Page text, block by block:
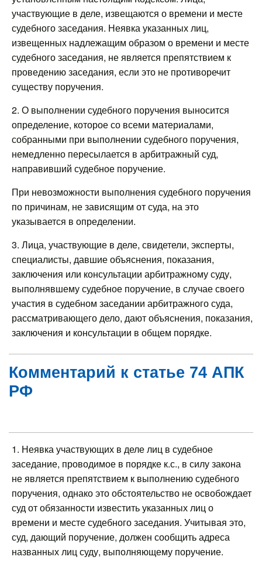
участвующие в деле, извещаются о времени и месте
судебного заседания. Неявка указанных лиц,
извещенных надлежащим образом о времени и месте
судебного заседания, не является препятствием к
проведению заседания, если это не противоречит
существу поручения.
2. О выполнении судебного поручения выносится
определение, которое со всеми материалами,
собранными при выполнении судебного поручения,
немедленно пересылается в арбитражный суд,
направивший судебное поручение.
При невозможности выполнения судебного поручения
по причинам, не зависящим от суда, на это
указывается в определении.
3. Лица, участвующие в деле, свидетели, эксперты,
специалисты, давшие объяснения, показания,
заключения или консультации арбитражному суду,
выполнявшему судебное поручение, в случае своего
участия в судебном заседании арбитражного суда,
рассматривающего дело, дают объяснения, показания,
заключения и консультации в общем порядке.
Комментарий к статье 74 АПК
РФ
1. Неявка участвующих в деле лиц в судебное
заседание, проводимое в порядке к.с., в силу закона
не является препятствием к выполнению судебного
поручения, однако это обстоятельство не освобождает
суд от обязанности известить указанных лиц о
времени и месте судебного заседания. Учитывая это,
суд, дающий поручение, должен сообщить адреса
названных лиц суду, выполняющему поручение.